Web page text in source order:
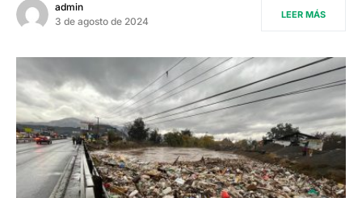
admin
3 de agosto de 2024
LEER MÁS